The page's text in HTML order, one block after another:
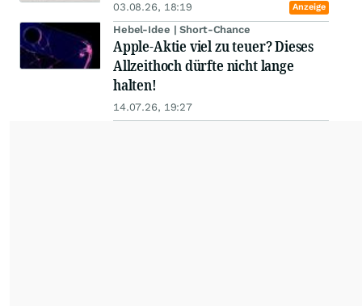
03.08.26, 18:19 Anzeige
Hebel-Idee | Short-Chance
Apple-Aktie viel zu teuer? Dieses
Allzeithoch dürfte nicht lange
halten!
14.07.26, 19:27